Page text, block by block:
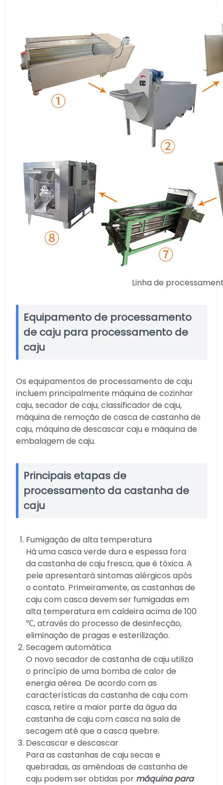
Linha de
Equipamento de processamento
de caju para processamento de
caju
Os equipamentos de processamento de caju
incluem principalmente máquina de cozinhar
caju, secador de caju, classificador de caju,
máquina de remoção de casca de castanha de
caju, máquina de descascar caju e máquina de
embalagem de caju.
Principais etapas de
processamento da castanha de
caju
Fumigação de alta temperatura
Há uma casca verde dura e espessa fora
da castanha de caju fresca, que é tóxica. A
pele apresentará sintomas alérgicos após
o contato. Primeiramente, as castanhas de
caju com casca devem ser fumigadas em
alta temperatura em caldeira acima de 100
℃, através do processo de desinfecção,
eliminação de pragas e esterilização.
Secagem automática
O novo secador de castanha de caju utiliza
o princípio de uma bomba de calor de
energia aérea. De acordo com as
características da castanha de caju com
casca, retire a maior parte da água da
castanha de caju com casca na sala de
secagem até que a casca quebre.
Descascar e descascar
Para as castanhas de caju secas e
quebradas, as amêndoas de castanha de
caju podem ser obtidas por máquina para